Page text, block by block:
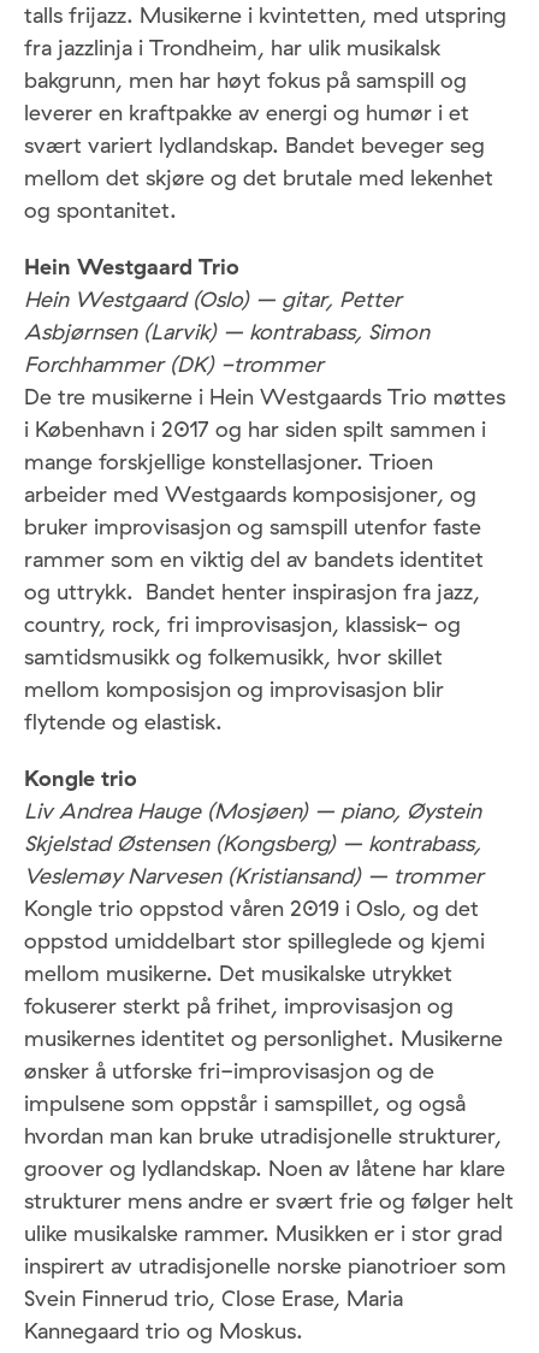
talls frijazz. Musikerne i kvintetten, med utspring
fra jazzlinja i Trondheim, har ulik musikalsk
bakgrunn, men har høyt fokus på samspill og
leverer en kraftpakke av energi og humør i et
svært variert lydlandskap. Bandet beveger seg
mellom det skjøre og det brutale med lekenhet
og spontanitet.
Hein Westgaard Trio
Hein Westgaard (Oslo) – gitar, Petter
Asbjørnsen (Larvik) – kontrabass, Simon
Forchhammer (DK) -trommer
De tre musikerne i Hein Westgaards Trio møttes
i København i 2017 og har siden spilt sammen i
mange forskjellige konstellasjoner. Trioen
arbeider med Westgaards komposisjoner, og
bruker improvisasjon og samspill utenfor faste
rammer som en viktig del av bandets identitet
og uttrykk. Bandet henter inspirasjon fra jazz,
country, rock, fri improvisasjon, klassisk- og
samtidsmusikk og folkemusikk, hvor skillet
mellom komposisjon og improvisasjon blir
flytende og elastisk.
Kongle trio
Liv Andrea Hauge (Mosjøen) – piano, Øystein
Skjelstad Østensen (Kongsberg) – kontrabass,
Veslemøy Narvesen (Kristiansand) – trommer
Kongle trio oppstod våren 2019 i Oslo, og det
oppstod umiddelbart stor spilleglede og kjemi
mellom musikerne. Det musikalske utrykket
fokuserer sterkt på frihet, improvisasjon og
musikernes identitet og personlighet. Musikerne
ønsker å utforske fri-improvisasjon og de
impulsene som oppstår i samspillet, og også
hvordan man kan bruke utradisjonelle strukturer,
groover og lydlandskap. Noen av låtene har klare
strukturer mens andre er svært frie og følger helt
ulike musikalske rammer. Musikken er i stor grad
inspirert av utradisjonelle norske pianotrioer som
Svein Finnerud trio, Close Erase, Maria
Kannegaard trio og Moskus.